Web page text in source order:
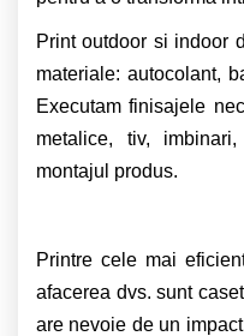
Print outdoor si indoor
materiale: autocolant,
Executam finisajele
metalice, tiv,
montajul produs.
Printre cele mai
afacerea dvs. sunt
are nevoie de un